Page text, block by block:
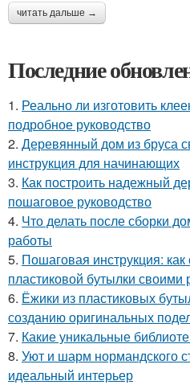
читать дальше →
Последние
1. Реально ли изготовить
подробное руководство
2. Деревянный дом из бруса
инструкция для начинающих
3. Как построить надежный
пошаговое руководство
4. Что делать после сборки
работы
5. Пошаговая инструкция: как
пластиковой бутылки своими
6. Ёжики из пластиковых
созданию оригинальных
7. Какие уникальные
8. Уют и шарм нормандского
идеальный интерьер